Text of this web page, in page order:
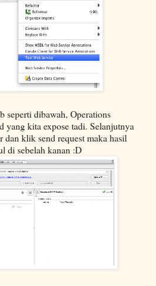
seperti dibawah, Operations
yang kita expose tadi. Selanjutnya
dan klik send request maka hasil
di sebelah kanan :D